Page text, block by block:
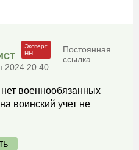
2024 20:40
Постоянная
ссылка
нет военнообязанных
воинский учет не